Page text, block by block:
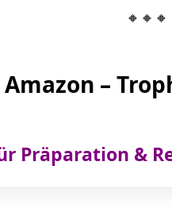
🔸🔸🔸
–
Präparation &